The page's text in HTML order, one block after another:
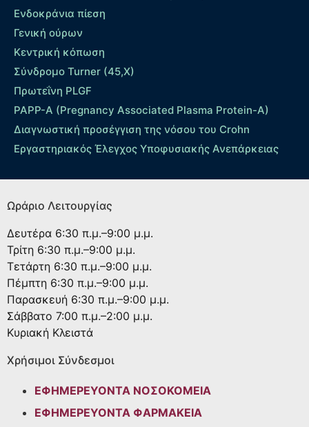
Ενδοκράνια πίεση
Γενική ούρων
Κεντρική κόπωση
Σύνδρομο Turner (45,X)
Πρωτεΐνη PLGF
PAPP-A (Pregnancy Associated Plasma Protein-A)
Διαγνωστική προσέγγιση της νόσου του Crohn
Εργαστηριακός Έλεγχος Υποφυσιακής Ανεπάρκειας
Ωράριο Λειτουργίας
Δευτέρα 6:30 π.μ.–9:00 μ.μ.
Τρίτη 6:30 π.μ.–9:00 μ.μ.
Τετάρτη 6:30 π.μ.–9:00 μ.μ.
Πέμπτη 6:30 π.μ.–9:00 μ.μ.
Παρασκευή 6:30 π.μ.–9:00 μ.μ.
Σάββατο 7:00 π.μ.–2:00 μ.μ.
Κυριακή Κλειστά
Χρήσιμοι Σύνδεσμοι
ΕΦΗΜΕΡΕΥΟΝΤΑ ΝΟΣΟΚΟΜΕΙΑ
ΕΦΗΜΕΡΕΥΟΝΤΑ ΦΑΡΜΑΚΕΙΑ